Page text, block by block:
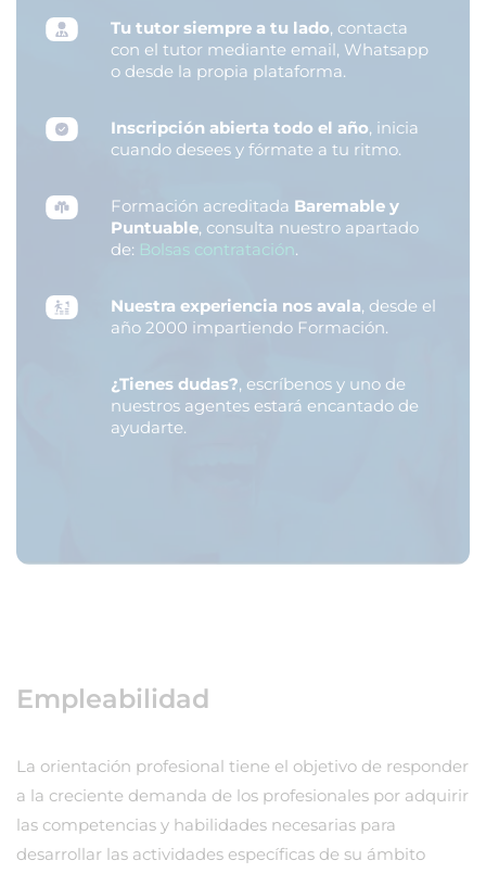
Tu tutor siempre a tu lado, contacta
con el tutor mediante email, Whatsapp
o desde la propia plataforma.
Inscripción abierta todo el año, inicia
cuando desees y fórmate a tu ritmo.
Formación acreditada Baremable y
Puntuable, consulta nuestro apartado
de: Bolsas contratación.
Nuestra experiencia nos avala, desde el
año 2000 impartiendo Formación.
¿Tienes dudas?, escríbenos y uno de
nuestros agentes estará encantado de
ayudarte.
Empleabilidad
La orientación profesional tiene el objetivo de responder
a la creciente demanda de los profesionales por adquirir
las competencias y habilidades necesarias para
desarrollar las actividades específicas de su ámbito